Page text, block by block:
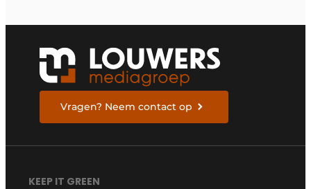
Vragen? Neem contact op
KEEP IT GREEN